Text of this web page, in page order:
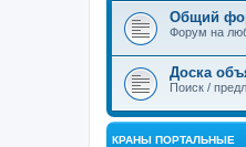
Общий
Форум на
Доска
Поиск /
КРАНЫ ПОРТАЛЬНЫЕ